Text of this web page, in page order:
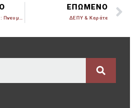
ΕΠΩΜΕΝΟ
ΔΕΠΥ & Καράτε